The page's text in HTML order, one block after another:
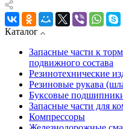
Каталог
Запасные части к
подвижного состава
Резинотехнические
Резиновые рукава
Буксовые
Запасные части для
Компрессоры